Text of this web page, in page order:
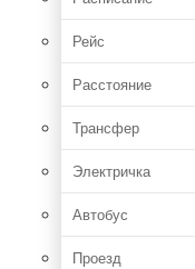
Рейс
Расстояние
Трансфер
Электричка
Автобус
Проезд